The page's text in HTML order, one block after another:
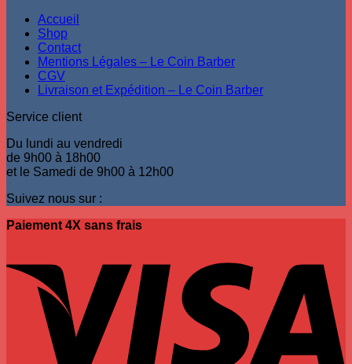
Accueil
Shop
Contact
Mentions Légales – Le Coin Barber
CGV
Livraison et Expédition – Le Coin Barber
Service client
Du lundi au vendredi
de 9h00 à 18h00
et le Samedi de 9h00 à 12h00
Suivez nous sur :
Paiement 4X sans frais